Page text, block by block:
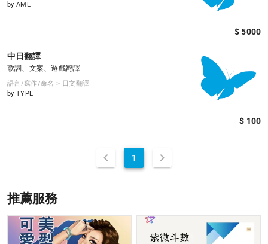
by AME
$ 5000
中日翻譯
歌詞、文案、遊戲翻譯
語言/寫作/命名 > 日文翻譯
by TYPE
$ 100
1
推薦服務